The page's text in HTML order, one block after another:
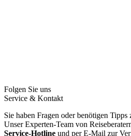
Folgen Sie uns
Service & Kontakt
Sie haben Fragen oder benötigen
Unser Experten-Team von
Service-Hotline und per E-Mail zur